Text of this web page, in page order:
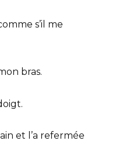
s’il me
bras.
et l’a refermée